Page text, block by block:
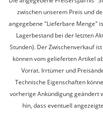
zwischen unserem Preis und
angegebene "Lieferbare Menge"
Lagerbestand bei der letzten
Stunden). Der Zwischenverkauf
können vom gelieferten Artikel
Vorrat. Irrtümer und
Technische Eigenschaften
vorherige Ankündigung geändert
hin, dass eventuell